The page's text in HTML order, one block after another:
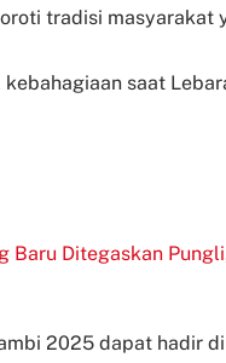
tradisi masyarakat
saat
Baru Ditegaskan
2025 dapat hadir di